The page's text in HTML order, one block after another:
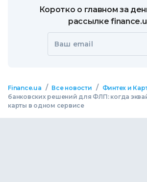
Коротко о главном за
рассылке
Ваш email
Finance.ua / Все новости / Финтех и
банковских решений для ФЛП: когда
карты в одном сервисе